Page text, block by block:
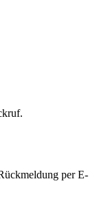
per E-